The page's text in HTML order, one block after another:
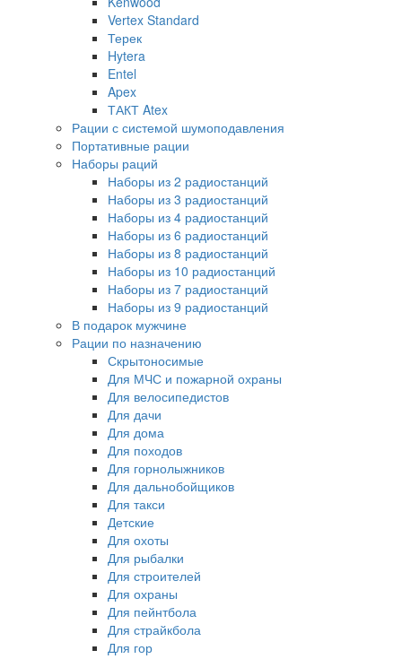
Vertex Standard
Терек
Hytera
Entel
Apex
ТАКТ Atex
Рации с системой шумоподавления
Портативные рации
Наборы раций
Наборы из 2 радиостанций
Наборы из 3 радиостанций
Наборы из 4 радиостанций
Наборы из 6 радиостанций
Наборы из 8 радиостанций
Наборы из 10 радиостанций
Наборы из 7 радиостанций
Наборы из 9 радиостанций
В подарок мужчине
Рации по назначению
Скрытоносимые
Для МЧС и пожарной охраны
Для велосипедистов
Для дачи
Для дома
Для походов
Для горнолыжников
Для дальнобойщиков
Для такси
Детские
Для охоты
Для рыбалки
Для строителей
Для охраны
Для пейнтбола
Для страйкбола
Для гор